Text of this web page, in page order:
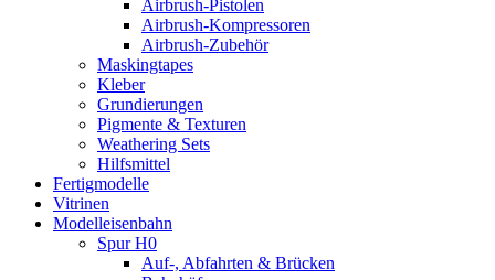
Airbrush-Pistolen
Airbrush-Kompressoren
Airbrush-Zubehör
Maskingtapes
Kleber
Grundierungen
Pigmente & Texturen
Weathering Sets
Hilfsmittel
Fertigmodelle
Vitrinen
Modelleisenbahn
Spur H0
Auf-, Abfahrten & Brücken